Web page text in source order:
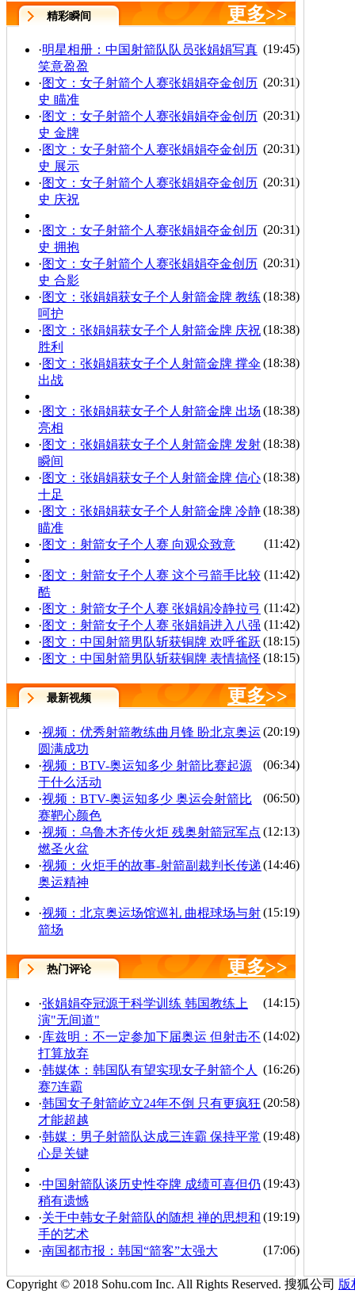
精彩瞬间 更多>>
(19:45)
·明星相册：中国射箭队队员张娟娟写真
笑意盈盈
(20:31)
·图文：女子射箭个人赛张娟娟夺金创历
史 瞄准
(20:31)
·图文：女子射箭个人赛张娟娟夺金创历
史 金牌
(20:31)
·图文：女子射箭个人赛张娟娟夺金创历
史 展示
(20:31)
·图文：女子射箭个人赛张娟娟夺金创历
史 庆祝
(20:31)
·图文：女子射箭个人赛张娟娟夺金创历
史 拥抱
(20:31)
·图文：女子射箭个人赛张娟娟夺金创历
史 合影
(18:38)
·图文：张娟娟获女子个人射箭金牌 教练
呵护
(18:38)
·图文：张娟娟获女子个人射箭金牌 庆祝
胜利
(18:38)
·图文：张娟娟获女子个人射箭金牌 撑伞
出战
(18:38)
·图文：张娟娟获女子个人射箭金牌 出场
亮相
(18:38)
·图文：张娟娟获女子个人射箭金牌 发射
瞬间
(18:38)
·图文：张娟娟获女子个人射箭金牌 信心
十足
(18:38)
·图文：张娟娟获女子个人射箭金牌 冷静
瞄准
(11:42)
·图文：射箭女子个人赛 向观众致意
(11:42)
·图文：射箭女子个人赛 这个弓箭手比较
酷
(11:42)
·图文：射箭女子个人赛 张娟娟冷静拉弓
(11:42)
·图文：射箭女子个人赛 张娟娟进入八强
(18:15)
·图文：中国射箭男队斩获铜牌 欢呼雀跃
(18:15)
·图文：中国射箭男队斩获铜牌 表情搞怪
最新视频 更多>>
(20:19)
·视频：优秀射箭教练曲月锋 盼北京奥运
圆满成功
(06:34)
·视频：BTV-奥运知多少 射箭比赛起源
于什么活动
(06:50)
·视频：BTV-奥运知多少 奥运会射箭比
赛靶心颜色
(12:13)
·视频：乌鲁木齐传火炬 残奥射箭冠军点
燃圣火盆
(14:46)
·视频：火炬手的故事-射箭副裁判长传递
奥运精神
(15:19)
·视频：北京奥运场馆巡礼 曲棍球场与射
箭场
热门评论 更多>>
(14:15)
·张娟娟夺冠源于科学训练 韩国教练上
演"无间道"
(14:02)
·库兹明：不一定参加下届奥运 但射击不
打算放弃
(16:26)
·韩媒体：韩国队有望实现女子射箭个人
赛7连霸
(20:58)
·韩国女子射箭屹立24年不倒 只有更疯狂
才能超越
(19:48)
·韩媒：男子射箭队达成三连霸 保持平常
心是关键
(19:43)
·中国射箭队谈历史性夺牌 成绩可喜但仍
稍有遗憾
(19:19)
·关于中韩女子射箭队的随想 禅的思想和
手的艺术
(17:06)
·南国都市报：韩国“箭客”太强大
Copyright © 2018 Sohu.com Inc. All Rights Reserved. 搜狐公司 版